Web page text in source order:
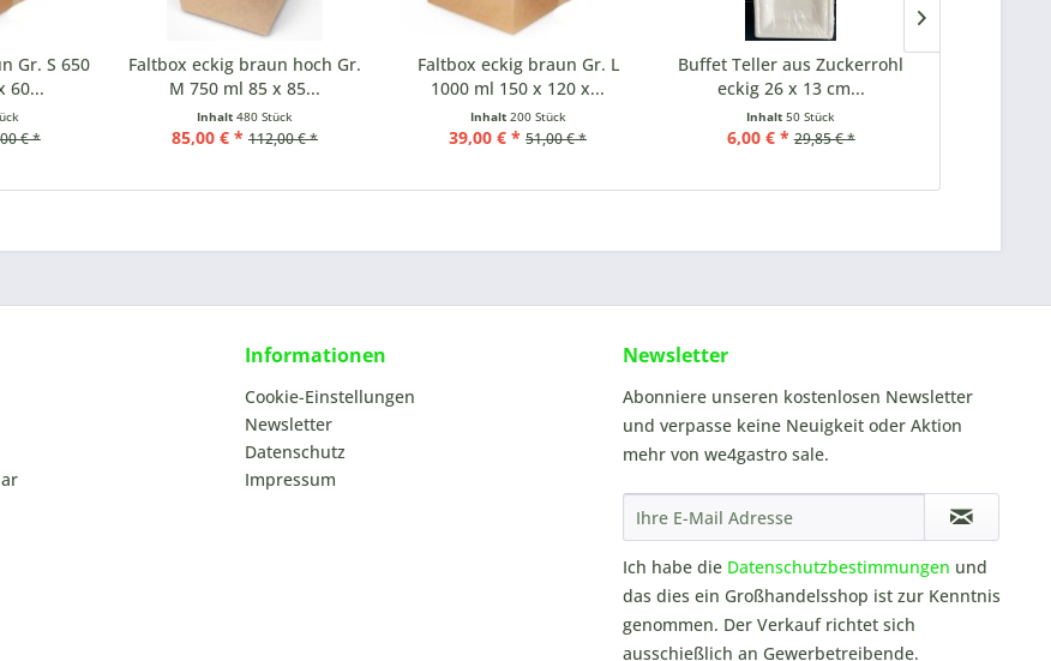
Gr. S 650
60...
€ *
Faltbox eckig braun hoch Gr.
M 750 ml 85 x 85...
Inhalt 480 Stück
85,00 € * 112,00 € *
Faltbox eckig braun Gr. L
1000 ml 150 x 120 x...
Inhalt 200 Stück
39,00 € * 51,00 € *
Buffet Teller aus Zuckerrohl
eckig 26 x 13 cm...
Inhalt50 Stück
6,00 € * 29,85 € *
Informationen
Cookie-Einstellungen
Newsletter
Datenschutz
Impressum
Newsletter
Abonniere unseren kostenlosen Newsletter
und verpasse keine Neuigkeit oder Aktion
mehr von we4gastro sale.
Ich habe die Datenschutzbestimmungen und
das dies ein Großhandelsshop ist zur Kenntnis
genommen. Der Verkauf richtet sich
ausschießlich an Gewerbetreibende.